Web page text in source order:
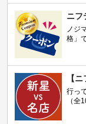
ニフ
ノジ
格」
【
行っ
（全